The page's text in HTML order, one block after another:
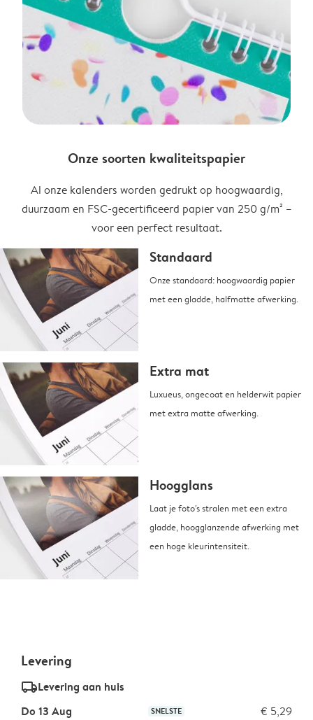
Onze soorten kwaliteitspapier
Al onze kalenders worden gedrukt op hoogwaardig,
duurzaam en FSC-gecertificeerd papier van 250 g/m² –
voor een perfect resultaat.
Standaard
Onze standaard: hoogwaardig papier
met een gladde, halfmatte afwerking.
Extra mat
Luxueus, ongecoat en helderwit papier
met extra matte afwerking.
Hoogglans
Laat je foto's stralen met een extra
gladde, hoogglanzende afwerking met
een hoge kleurintensiteit.
Levering
delivery_standard_v2Levering aan huis
Do 13 Aug
SNELSTE € 5,29